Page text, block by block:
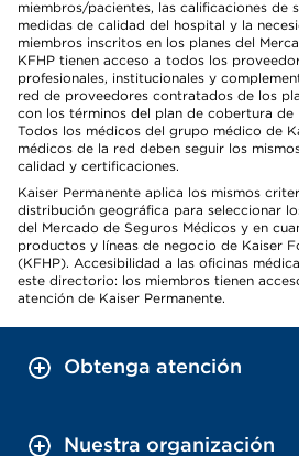
miembros/pacientes, las calificaciones de
medidas de calidad del hospital y la
miembros inscritos en los planes del
KFHP tienen acceso a todos los
profesionales, institucionales y
red de proveedores contratados de los
con los términos del plan de cobertura de
Todos los médicos del grupo médico de
médicos de la red deben seguir los
calidad y certificaciones.
Kaiser Permanente aplica los mismos
distribución geográfica para seleccionar
del Mercado de Seguros Médicos y en
productos y líneas de negocio de Kaiser
(KFHP). Accesibilidad a las oficinas
este directorio: los miembros tienen
atención de Kaiser Permanente.
Obtenga atención
Nuestra organización